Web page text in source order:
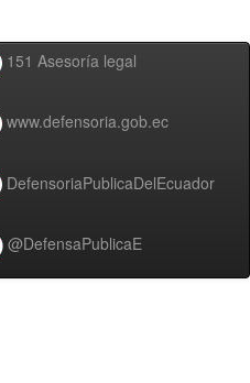
151 Asesoría legal
www.defensoria.gob.ec
DefensoriaPublicaDelEcuador
@DefensaPublicaE